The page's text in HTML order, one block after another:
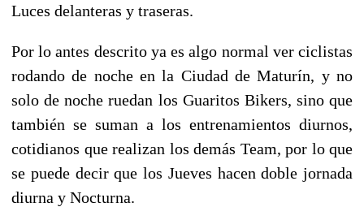
Luces delanteras y traseras.
Por lo antes descrito ya es algo normal ver ciclistas
rodando de noche en la Ciudad de Maturín, y no
solo de noche ruedan los Guaritos Bikers, sino que
también se suman a los entrenamientos diurnos,
cotidianos que realizan los demás Team, por lo que
se puede decir que los Jueves hacen doble jornada
diurna y Nocturna.